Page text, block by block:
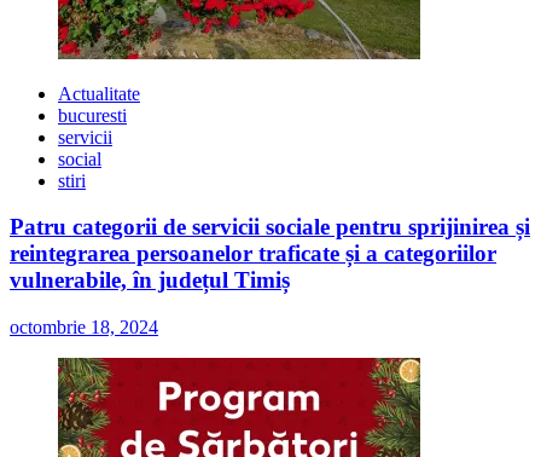
Actualitate
bucuresti
servicii
social
stiri
Patru categorii de servicii sociale pentru sprijinirea și
reintegrarea persoanelor traficate și a categoriilor
vulnerabile, în județul Timiș
octombrie 18, 2024